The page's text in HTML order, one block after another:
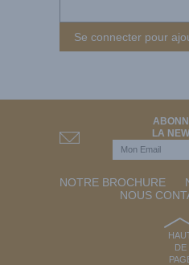
Se connecter pour
LA
NOTRE BROCHURE
NOUS
DE